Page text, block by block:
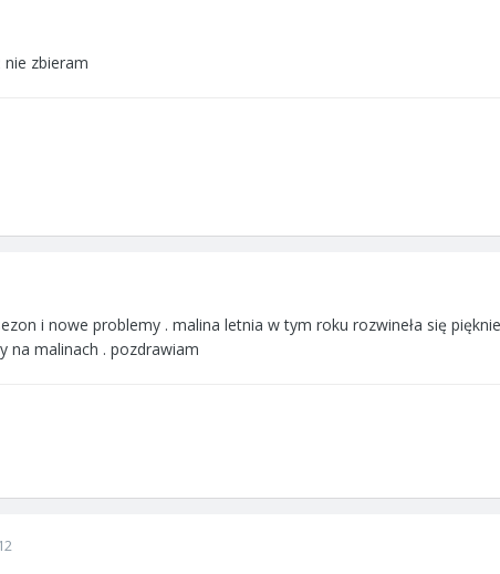
zbieram
i nowe problemy . malina letnia w tym roku rozwineła się
na malinach . pozdrawiam